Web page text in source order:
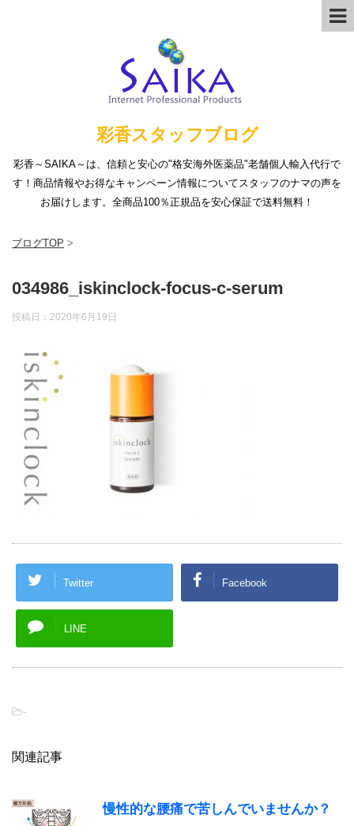
彩香スタッフブログ
彩香～SAIKA～は、信頼と安心の"格安海外医薬品"老舗個人輸入代行で
す！商品情報やお得なキャンペーン情報についてスタッフのナマの声を
お届けします。全商品100％正規品を安心保証で送料無料！
ブログTOP >
034986_iskinclock-focus-c-serum
投稿日： 2020年6月19日
Twitter Facebook
LINE
-
関連記事
慢性的な腰痛で苦しんでいませんか？